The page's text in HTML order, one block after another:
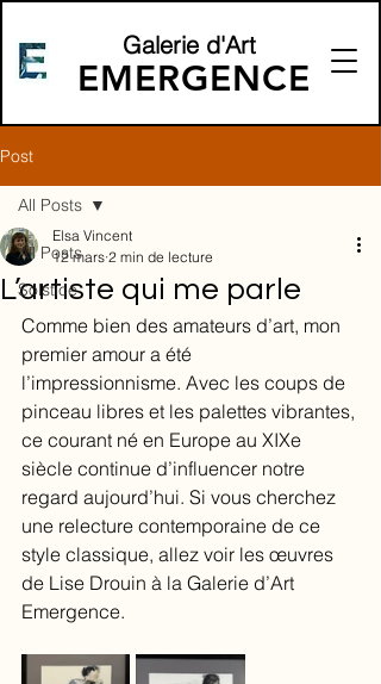
Galerie d'Art
EMERGENCE
Post
All Posts
Solstice
All Posts
L’artiste qui me parle
Elsa Vincent
12 mars 2 min de lecture
Comme bien des amateurs d’art, mon
premier amour a été
l’impressionnisme. Avec les coups de
pinceau libres et les palettes vibrantes,
ce courant né en Europe au XIXe
siècle continue d’influencer notre
regard aujourd’hui. Si vous cherchez
une relecture contemporaine de ce
style classique, allez voir les œuvres
de Lise Drouin à la Galerie d’Art
Emergence.